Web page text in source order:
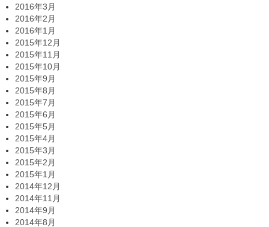
2016年3月
2016年2月
2016年1月
2015年12月
2015年11月
2015年10月
2015年9月
2015年8月
2015年7月
2015年6月
2015年5月
2015年4月
2015年3月
2015年2月
2015年1月
2014年12月
2014年11月
2014年9月
2014年8月